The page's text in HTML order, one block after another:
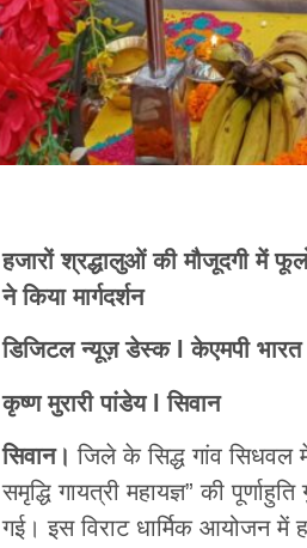
हजारों श्रद्धालुओं की मौजूदगी में
ने किया मार्गदर्शन
डिजिटल न्यूज़ डेस्क l केएमपी भारत
कृष्ण मुरारी पांडेय l सिवान
सिवान। जिले के सिद्ध गांव सिधवल में
समृद्धि गायत्री महायज्ञ” की
गई। इस विराट धार्मिक आयोजन में